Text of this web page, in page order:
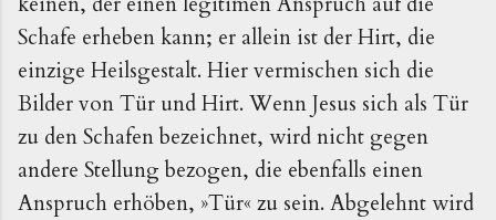
Schafe erheben kann; er allein ist der Hirt, die
einzige Heilsgestalt. Hier vermischen sich die
Bilder von Tür und Hirt. Wenn Jesus sich als Tür
zu den Schafen bezeichnet, wird nicht gegen
andere Stellung bezogen, die ebenfalls einen
Anspruch erhöben, »Tür« zu sein. Abgelehnt wird